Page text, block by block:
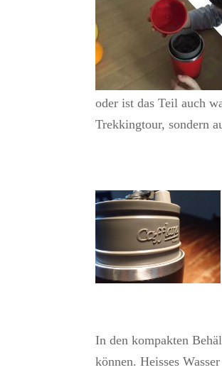
oder ist das Teil auch
Trekkingtour, sondern
In den kompakten
können. Heisses